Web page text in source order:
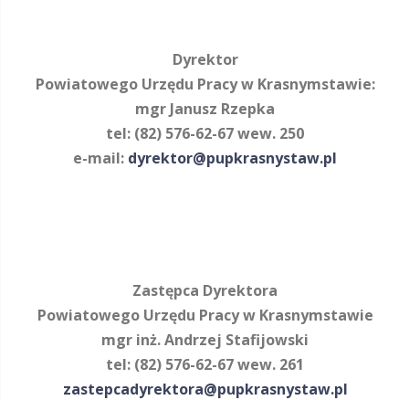
Dyrektor
Powiatowego Urzędu Pracy w Krasnymstawie:
mgr Janusz Rzepka
tel: (82) 576-62-67 wew. 250
e-mail: dyrektor@pupkrasnystaw.pl
Zastępca Dyrektora
Powiatowego Urzędu Pracy w Krasnymstawie
mgr inż. Andrzej Stafijowski
tel: (82) 576-62-67 wew. 261
zastepcadyrektora@pupkrasnystaw.pl